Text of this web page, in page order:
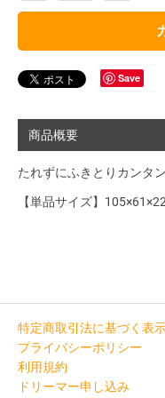
Save
商品概要
たれずにふきとりカンタ
【単品サイズ】
特定商取引法に基づく表
プライバシーポリシー
利用規約
ドリーマー申し込み